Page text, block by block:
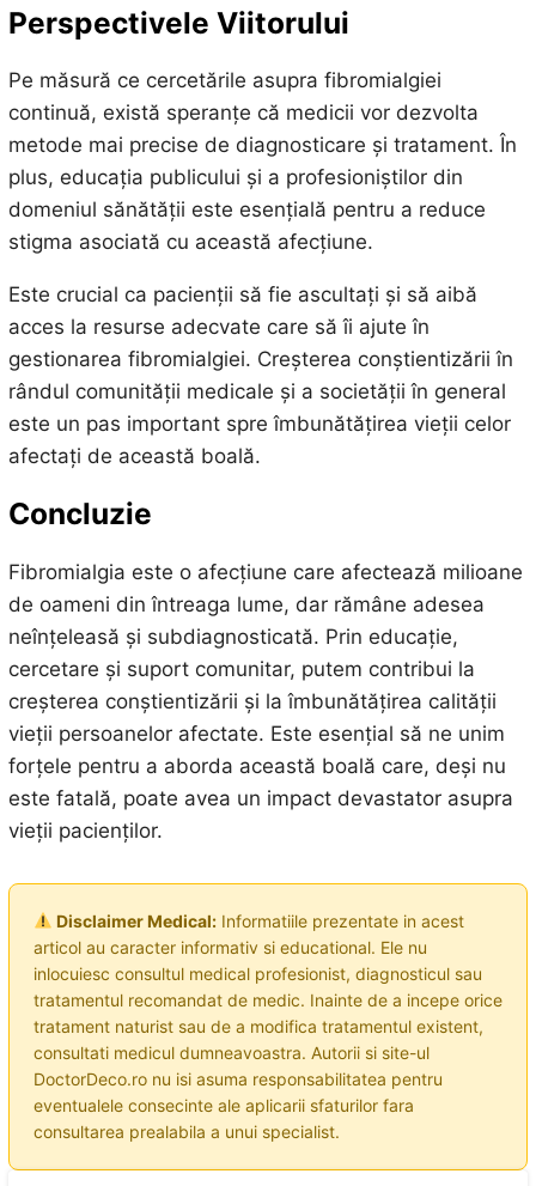
Perspectivele Viitorului
Pe măsură ce cercetările asupra fibromialgiei
continuă, există speranțe că medicii vor dezvolta
metode mai precise de diagnosticare și tratament. În
plus, educația publicului și a profesioniștilor din
domeniul sănătății este esențială pentru a reduce
stigma asociată cu această afecțiune.
Este crucial ca pacienții să fie ascultați și să aibă
acces la resurse adecvate care să îi ajute în
gestionarea fibromialgiei. Creșterea conștientizării în
rândul comunității medicale și a societății în general
este un pas important spre îmbunătățirea vieții celor
afectați de această boală.
Concluzie
Fibromialgia este o afecțiune care afectează milioane
de oameni din întreaga lume, dar rămâne adesea
neînțeleasă și subdiagnosticată. Prin educație,
cercetare și suport comunitar, putem contribui la
creșterea conștientizării și la îmbunătățirea calității
vieții persoanelor afectate. Este esențial să ne unim
forțele pentru a aborda această boală care, deși nu
este fatală, poate avea un impact devastator asupra
vieții pacienților.
Disclaimer Medical:Informatiile prezentate in acest
articol au caracter informativ si educational. Ele nu
inlocuiesc consultul medical profesionist, diagnosticul sau
tratamentul recomandat de medic. Inainte de a incepe orice
tratament naturist sau de a modifica tratamentul existent,
consultati medicul dumneavoastra. Autorii si site-ul
DoctorDeco.ro nu isi asuma responsabilitatea pentru
eventualele consecinte ale aplicarii sfaturilor fara
consultarea prealabila a unui specialist.